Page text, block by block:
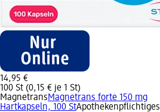
14,95 €
100 St (0,15 € je 1 St)
MagnetransMagnetrans forte 150 mg
Hartkapseln, 100 StApothekenpflichtiges